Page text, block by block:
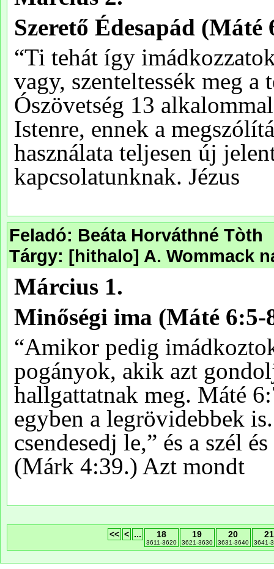
Feladó: Beáta Horváthné Tòth
Tárgy: [hithalo] A. Wommack
<< < ... 18
3611-3620
19
3621-3630
20
3631-3640
21
3641-